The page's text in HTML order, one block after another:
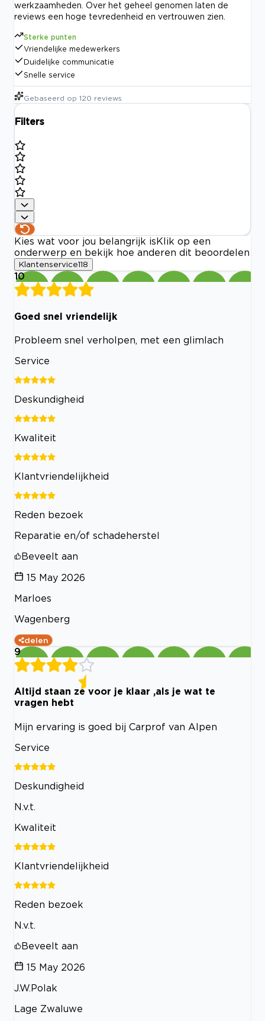
werkzaamheden. Over het geheel genomen laten de
reviews een hoge tevredenheid en vertrouwen zien.
Sterke punten
Vriendelijke medewerkers
Duidelijke communicatie
Snelle service
Gebaseerd op 120 reviews
Filters
Kies wat voor jou belangrijk is Klik op een
onderwerp en bekijk hoe anderen dit beoordelen
Klantenservice118
10
Goed snel vriendelijk
Probleem snel verholpen, met een glimlach
Service
Deskundigheid
Kwaliteit
Klantvriendelijkheid
Reden bezoek
Reparatie en/of schadeherstel
Beveelt aan
15 May 2026
Marloes
Wagenberg
delen
9
Altijd staan ze voor je klaar ,als je wat te
vragen hebt
Mijn ervaring is goed bij Carprof van Alpen
Service
Deskundigheid
N.v.t.
Kwaliteit
Klantvriendelijkheid
Reden bezoek
N.v.t.
Beveelt aan
15 May 2026
J.W.Polak
Lage Zwaluwe